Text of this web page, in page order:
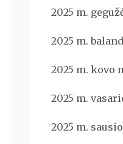
2025 m.
2025 m.
2025 m. kovo
2025 m.
2025 m.